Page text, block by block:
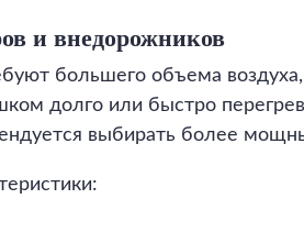
и внедорожников
большего объема
долго или быстро
выбирать более